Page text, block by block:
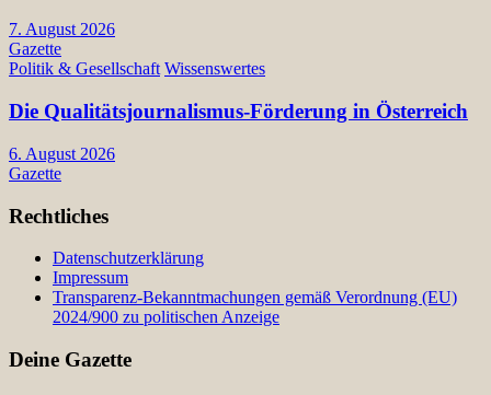
7. August 2026
Gazette
Politik & Gesellschaft Wissenswertes
Die Qualitätsjournalismus-Förderung in Österreich
6. August 2026
Gazette
Rechtliches
Datenschutzerklärung
Impressum
Transparenz-Bekanntmachungen gemäß Verordnung (EU)
2024/900 zu politischen Anzeige
Deine Gazette